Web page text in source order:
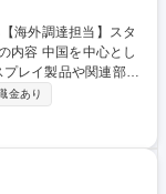
レイ製品や関連部材
を意識しながら、製
製品仕様や価格の確
★必要に応じて中国
金あり